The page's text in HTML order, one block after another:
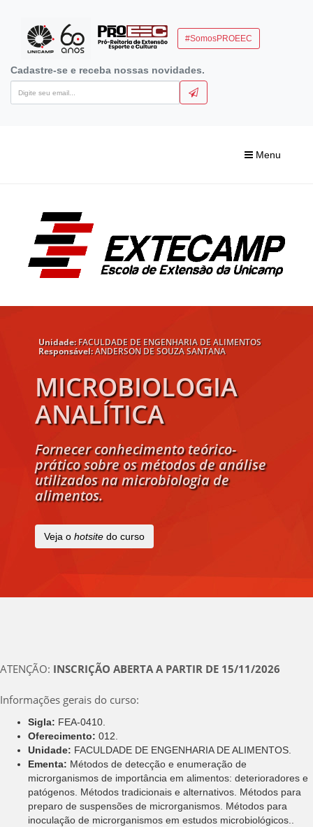
#SomosPROEEC
Cadastre-se e receba nossas novidades.
Menu
Unidade:FACULDADE DE ENGENHARIA DE ALIMENTOS
Responsável:ANDERSON DE SOUZA SANTANA
MICROBIOLOGIA
ANALÍTICA
Fornecer conhecimento teórico-
prático sobre os métodos de análise
utilizados na microbiologia de
alimentos.
Veja o hotsite do curso
ATENÇÃO: INSCRIÇÃO ABERTA A PARTIR DE 15/11/2026
Informações gerais do curso:
Sigla: FEA-0410.
Oferecimento: 012.
Unidade: FACULDADE DE ENGENHARIA DE ALIMENTOS.
Ementa: Métodos de detecção e enumeração de
microrganismos de importância em alimentos: deterioradores e
patógenos. Métodos tradicionais e alternativos. Métodos para
preparo de suspensões de microrganismos. Métodos para
inoculação de microrganismos em estudos microbiológicos..